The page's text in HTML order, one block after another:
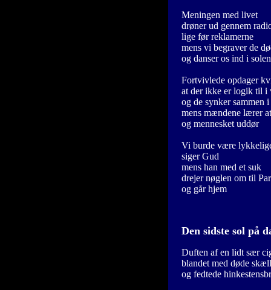
Meningen med livet
drøner ud gennem
lige før reklamerne
mens vi begraver de
og danser os ind i solen
Fortvivlede opdager
at der ikke er logik til i
og de synker sammen
mens mændene lærer
og mennesket uddør
Vi burde være
siger Gud
mens han med et suk
drejer nøglen om til
og går hjem
Den sidste sol på
Duften af en lidt sær
blandet med døde
og fedtede